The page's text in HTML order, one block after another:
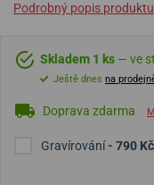
Podrobný popis produktu
Skladem 1 ks — ve
Ještě dnes na
Doprava zdarma
Gravírování- 790 Kč